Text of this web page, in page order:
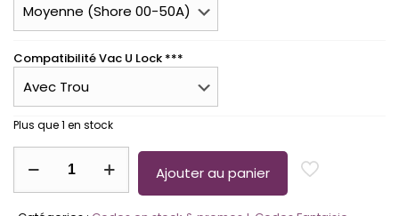
Compatibilité Vac U Lock ***
Plus que 1 en stock
Ajouter au panier